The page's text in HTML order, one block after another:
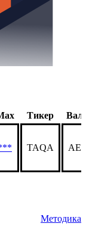
Тикер
TAQA
Методика